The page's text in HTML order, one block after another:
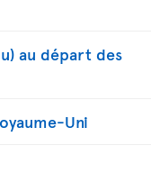
au départ des
Uni